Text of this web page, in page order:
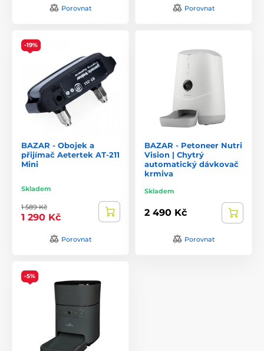
Porovnat Porovnat
-19%
BAZAR - Obojek a
přijímač Aetertek AT-211
Mini
Skladem
1 589 Kč
1 290 Kč
Porovnat
BAZAR - Petoneer Nutri
Vision | Chytrý
automatický dávkovač
krmiva
Skladem
2 490 Kč
Porovnat
-5%